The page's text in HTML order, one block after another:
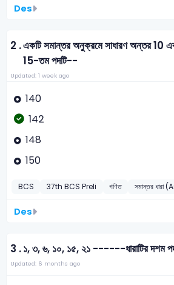
Des
2 .একটি সমান্তর অনুক্রমে সাধারণ অন্তর 10
15-তম পদটি--
Updated: 1 week ago
140
142
148
150
BCS 37th BCS Preli গণিত সমান্তর
Des
3 .১, ৩, ৬, ১০, ১৫, ২১ ------ধারাটির
Updated: 6 months ago